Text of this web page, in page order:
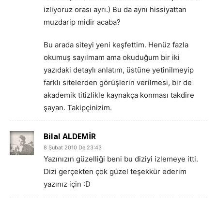
izliyoruz orası ayrı.) Bu da aynı hissiyattan
muzdarip midir acaba?
Bu arada siteyi yeni keşfettim. Henüz fazla
okumuş sayılmam ama okuduğum bir iki
yazıdaki detaylı anlatım, üstüne yetinilmeyip
farklı sitelerden görüşlerin verilmesi, bir de
akademik titizlikle kaynakça konması takdire
şayan. Takipçinizim.
Bilal ALDEMİR
8 Şubat 2010 De 23:43
Yazınızın güzelliği beni bu diziyi izlemeye itti.
Dizi gerçekten çok güzel teşekkür ederim
yazınız için :D